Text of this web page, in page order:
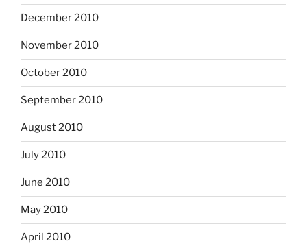
December 2010
November 2010
October 2010
September 2010
August 2010
July 2010
June 2010
May 2010
April 2010